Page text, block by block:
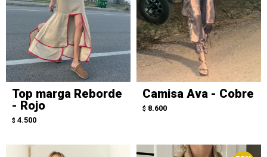
Top marga Reborde
- Rojo
$ 4.500
Camisa Ava - Cobre
$ 8.600